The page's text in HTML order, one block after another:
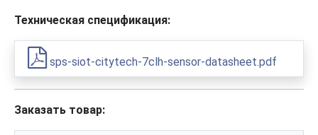
Техническая спецификация:
sps-siot-citytech-7clh-sensor-datasheet.pdf
Заказать товар: